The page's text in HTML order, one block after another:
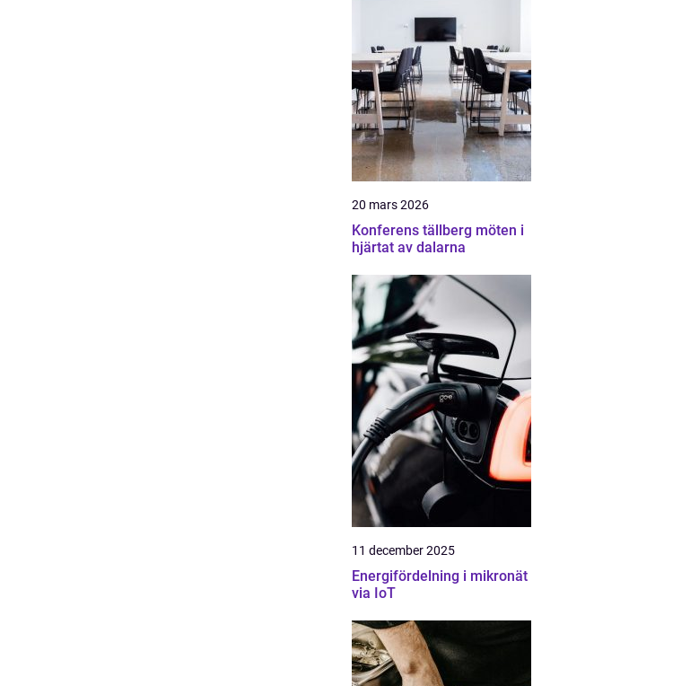
20 mars 2026
Konferens tällberg möten i
hjärtat av dalarna
11 december 2025
Energifördelning i mikronät
via IoT